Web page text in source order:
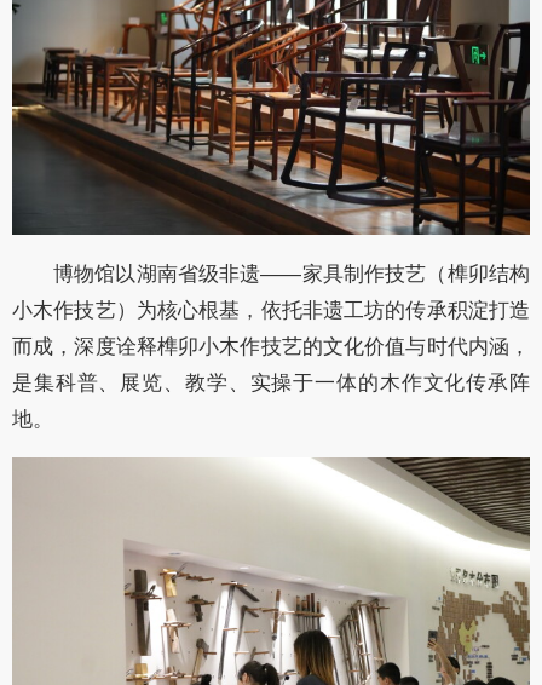
博物馆以湖南省级非遗——家具制作技艺（榫卯结构
小木作技艺）为核心根基，依托非遗工坊的传承积淀打造
而成，深度诠释榫卯小木作技艺的文化价值与时代内涵，
是集科普、展览、教学、实操于一体的木作文化传承阵
地。